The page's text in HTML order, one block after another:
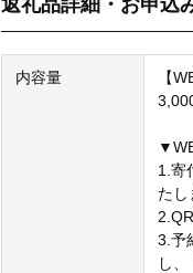
返礼品詳細・お申込
内容量
【
1.寄
たし
3.予
し